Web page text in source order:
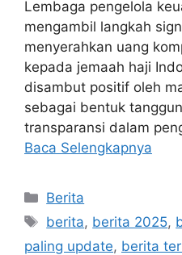
Lembaga pengelola
mengambil langkah
menyerahkan uang
kepada jemaah haji
disambut positif oleh
sebagai bentuk
transparansi dalam
Baca Selengkapnya
Kategori
Berita
Tag
berita, berita 2025,
paling update, berita